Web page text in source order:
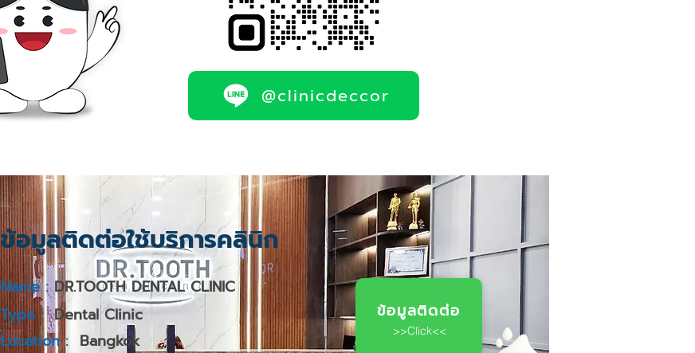
@clinicdeccor
ข้อมูลติดต่อใช้บริการคลินิก
Name : DR.TOOTH DENTAL CLINIC
Type : Dental Clinic
Location : Bangkok
ข้อมูลติดต่อ
>>Click<<